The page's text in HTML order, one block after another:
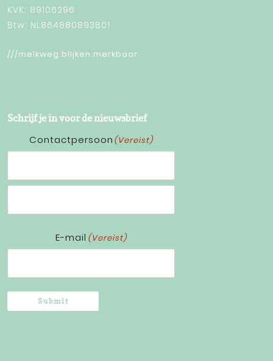
KVK: 89106296
Btw: NL864880893B01
///melkweg.blijken.merkbaar
Schrijf je in voor de nieuwsbrief
Contactpersoon (Vereist)
E-mail (Vereist)
Submit